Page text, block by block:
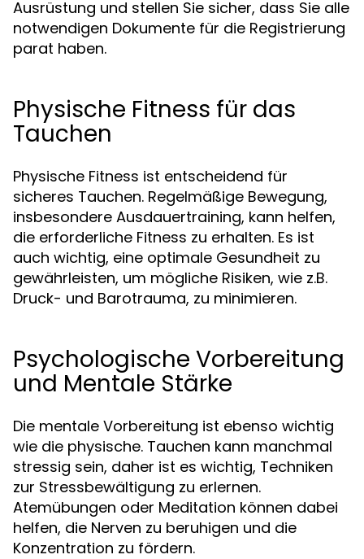
Ausrüstung und stellen Sie sicher, dass Sie alle
notwendigen Dokumente für die Registrierung
parat haben.
Physische Fitness für das
Tauchen
Physische Fitness ist entscheidend für
sicheres Tauchen. Regelmäßige Bewegung,
insbesondere Ausdauertraining, kann helfen,
die erforderliche Fitness zu erhalten. Es ist
auch wichtig, eine optimale Gesundheit zu
gewährleisten, um mögliche Risiken, wie z.B.
Druck- und Barotrauma, zu minimieren.
Psychologische Vorbereitung
und Mentale Stärke
Die mentale Vorbereitung ist ebenso wichtig
wie die physische. Tauchen kann manchmal
stressig sein, daher ist es wichtig, Techniken
zur Stressbewältigung zu erlernen.
Atemübungen oder Meditation können dabei
helfen, die Nerven zu beruhigen und die
Konzentration zu fördern.